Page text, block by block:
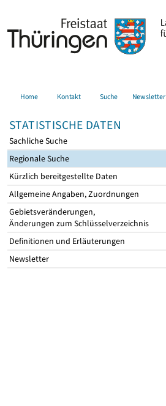
Home Kontakt Suche Newsletter
STATISTISCHE DATEN
Sachliche Suche
Regionale Suche
Kürzlich bereitgestellte Daten
Allgemeine Angaben, Zuordnungen
Gebietsveränderungen,
Änderungen zum Schlüsselverzeichnis
Definitionen und Erläuterungen
Newsletter